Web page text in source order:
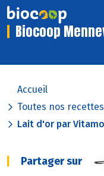
Biocoop
Accueil
Toutes nos recettes
Lait d'or par
Partager sur